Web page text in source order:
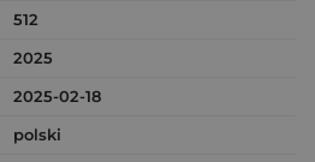
512
2025
2025-02-18
polski